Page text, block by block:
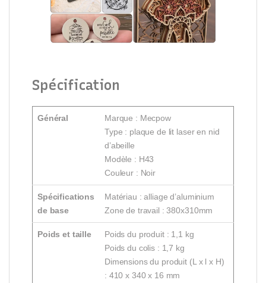
Spécification
Général
Marque : Mecpow
Type : plaque de lit laser en nid
d’abeille
Modèle : H43
Couleur : Noir
Spécifications
de base
Matériau : alliage d’aluminium
Zone de travail : 380x310mm
Poids et taille
Poids du produit : 1,1 kg
Poids du colis : 1,7 kg
Dimensions du produit (L x l x H)
: 410 x 340 x 16 mm